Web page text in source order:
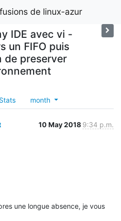
de linux-azur
IDE avec vi -
un FIFO puis
de preserver
Stats month
10 May 2018 9:34 p.m.
une longue absence, je vous